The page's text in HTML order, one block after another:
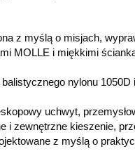
z myślą o misjach,
MOLLE i miękkimi
nylonu
uchwyt,
i zewnętrzne kieszenie,
z myślą o